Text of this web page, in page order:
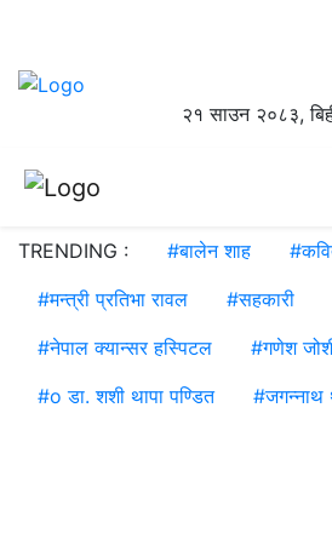
२१ साउन २०८३,
TRENDING : #बालेन शाह #
#मन्त्री प्रतिभा रावल #सहकारी
#नेपाल क्यान्सर हस्पिटल #गणेश
#o डा. शशी थापा पण्डित #जगन्नाथ